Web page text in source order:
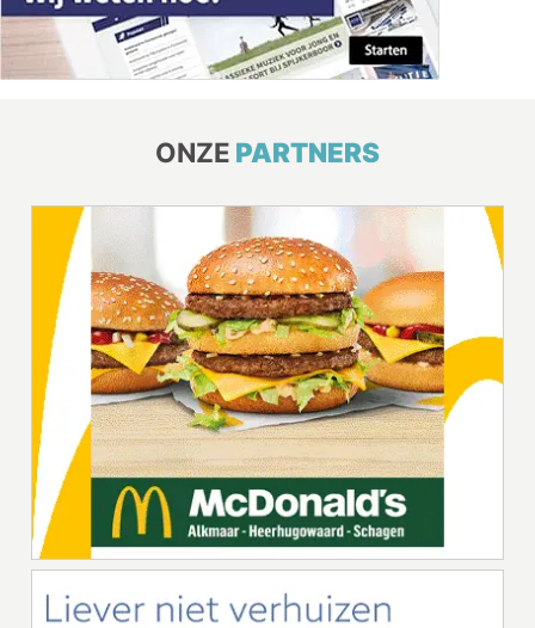
ONZE PARTNERS